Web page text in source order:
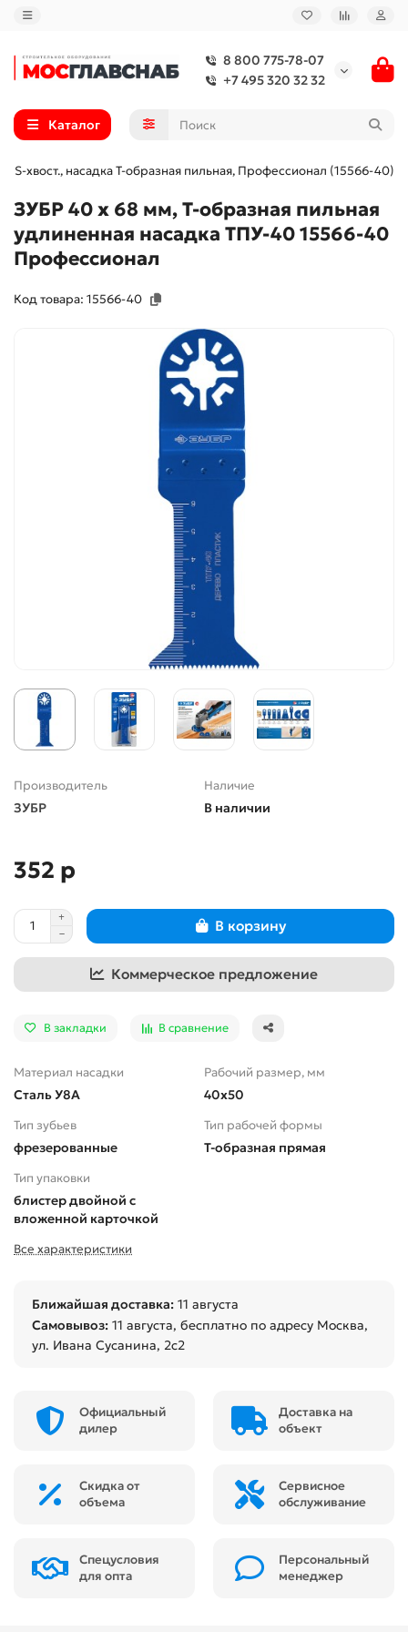
8 800 775-78-07
+7 495 320 32 32
Каталог
хвост., насадка Т-образная пильная, Профессионал (15566-40)
ЗУБР 40 x 68 мм, Т-образная пильная
удлиненная насадка ТПУ-40 15566-40
Профессионал
Код товара: 15566-40
Производитель
ЗУБР
Наличие
В наличии
352 р
В корзину
Коммерческое предложение
В закладки В сравнение
Материал насадки
Сталь У8А
Рабочий размер, мм
40х50
Тип зубьев
фрезерованные
Тип рабочей формы
Т-образная прямая
Тип упаковки
блистер двойной с
вложенной карточкой
Все характеристики
Ближайшая доставка: 11 августа
Самовывоз: 11 августа, бесплатно по адресу Москва,
ул. Ивана Сусанина, 2с2
Официальный
дилер
Доставка на
объект
Скидка от
объема
Сервисное
обслуживание
Спецусловия
для опта
Персональный
менеджер